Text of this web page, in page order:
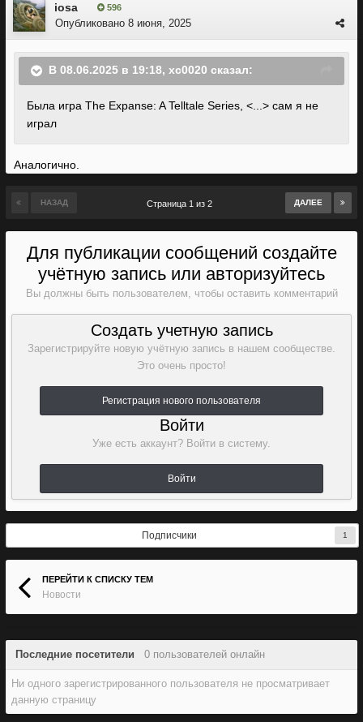
iosa 596
Опубликовано 8 июня, 2025
В 08.06.2025 в 19:18, xc0020 сказал:
Была игра The Expanse: A Telltale Series, <...> сам я не
играл
Аналогично.
НАЗАД ДАЛЕЕ
Страница 1 из 2
Для публикации сообщений создайте
учётную запись или авторизуйтесь
Вы должны быть пользователем, чтобы оставить комментарий
Создать учетную запись
Зарегистрируйте новую учётную запись в нашем сообществе.
Это очень просто!
Регистрация нового пользователя
Войти
Уже есть аккаунт? Войти в систему.
Войти
Подписчики 1
ПЕРЕЙТИ К СПИСКУ ТЕМ
Новости
Последние посетители 0 пользователей онлайн
Ни одного зарегистрированного пользователя не просматривает
данную страницу